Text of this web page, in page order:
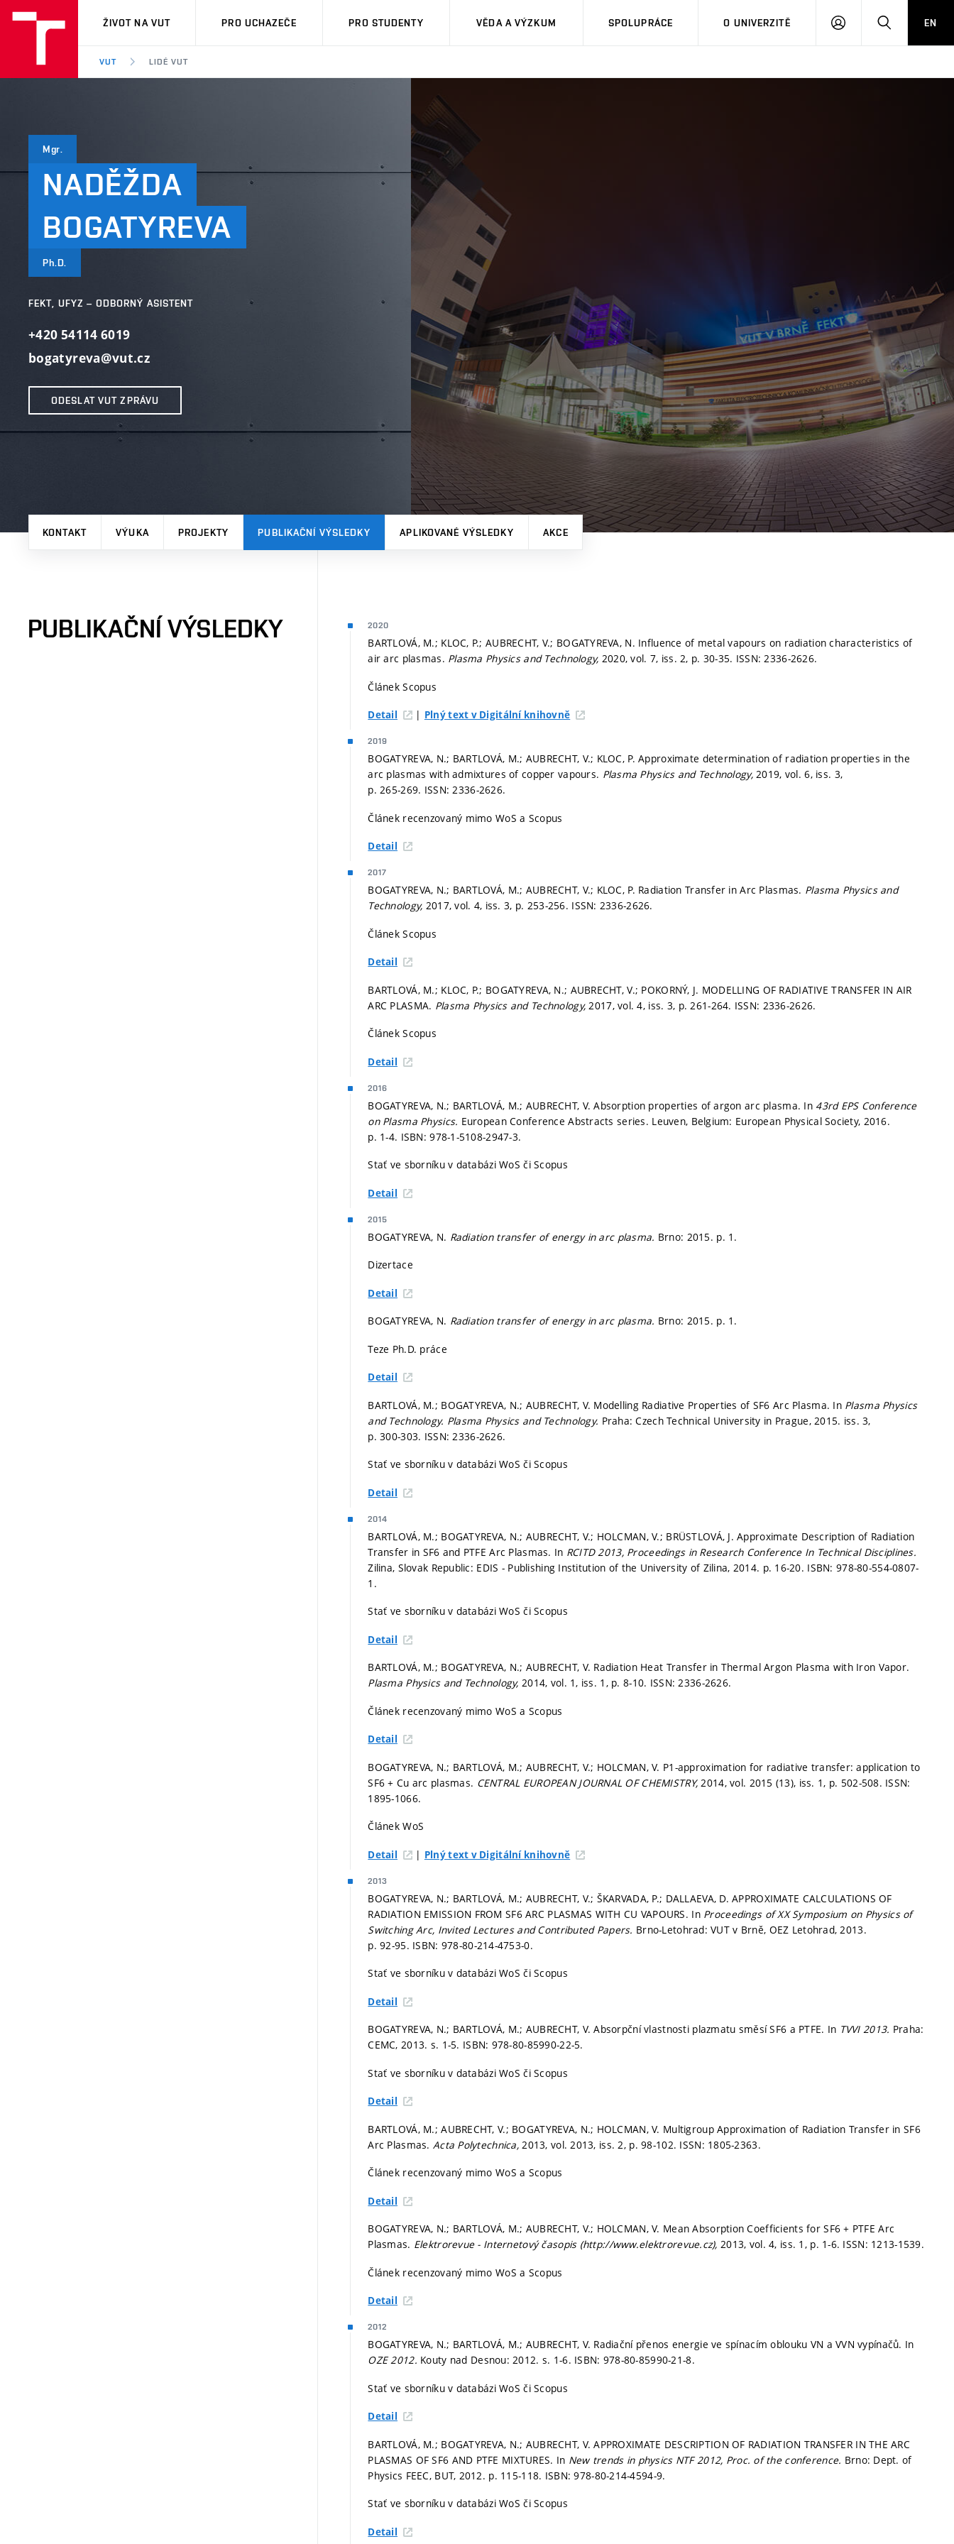
VUT
ŽIVOT NA VUT PRO UCHAZEČE PRO STUDENTY VĚDA A VÝZKUM SPOLUPRÁCE O UNIVERZITĚ
PŘIHLÁSIT HLEDATEN
VUT LIDÉ VUT
Mgr.
NADĚŽDA
BOGATYREVA
Ph.D.
FEKT, UFYZ – ODBORNÝ ASISTENT
+420 54114 6019
bogatyreva@vut.cz
ODESLAT VUT ZPRÁVU
KONTAKT VÝUKA PROJEKTY PUBLIKAČNÍ VÝSLEDKY APLIKOVANÉ VÝSLEDKY AKCE
PUBLIKAČNÍ VÝSLEDKY 2020
BARTLOVÁ, M.; KLOC, P.; AUBRECHT, V.; BOGATYREVA, N. Influence of metal vapours on radiation characteristics of
air arc plasmas. Plasma Physics and Technology, 2020, vol. 7, iss. 2, p. 30-35. ISSN: 2336-2626.
Článek Scopus
Detail | Plný text v Digitální knihovně
2019
BOGATYREVA, N.; BARTLOVÁ, M.; AUBRECHT, V.; KLOC, P. Approximate determination of radiation properties in the
arc plasmas with admixtures of copper vapours. Plasma Physics and Technology,2019, vol. 6, iss. 3,
p. 265-269. ISSN: 2336-2626.
Článek recenzovaný mimo WoS a Scopus
Detail
2017
BOGATYREVA, N.; BARTLOVÁ, M.; AUBRECHT, V.; KLOC, P. Radiation Transfer in Arc Plasmas. Plasma Physics and
Technology, 2017, vol. 4, iss. 3, p. 253-256. ISSN: 2336-2626.
Článek Scopus
Detail
BARTLOVÁ, M.; KLOC, P.; BOGATYREVA, N.; AUBRECHT, V.; POKORNÝ, J. MODELLING OF RADIATIVE TRANSFER IN AIR
ARC PLASMA. Plasma Physics and Technology, 2017, vol. 4, iss. 3, p. 261-264. ISSN: 2336-2626.
Článek Scopus
Detail
2016
BOGATYREVA, N.; BARTLOVÁ, M.; AUBRECHT, V. Absorption properties of argon arc plasma. In 43rd EPS Conference
on Plasma Physics. European Conference Abstracts series. Leuven, Belgium: European Physical Society, 2016.
p. 1-4. ISBN: 978-1-5108-2947-3.
Stať ve sborníku v databázi WoS či Scopus
Detail
2015
BOGATYREVA, N. Radiation transfer of energy in arc plasma. Brno: 2015. p. 1.
Dizertace
Detail
BOGATYREVA, N. Radiation transfer of energy in arc plasma. Brno: 2015. p. 1.
Teze Ph.D. práce
Detail
BARTLOVÁ, M.; BOGATYREVA, N.; AUBRECHT, V. Modelling Radiative Properties of SF6 Arc Plasma. In Plasma Physics
and Technology. Plasma Physics and Technology. Praha: Czech Technical University in Prague, 2015. iss. 3,
p. 300-303. ISSN: 2336-2626.
Stať ve sborníku v databázi WoS či Scopus
Detail
2014
BARTLOVÁ, M.; BOGATYREVA, N.; AUBRECHT, V.; HOLCMAN, V.; BRÜSTLOVÁ, J. Approximate Description of Radiation
Transfer in SF6 and PTFE Arc Plasmas. In RCITD 2013, Proceedings in Research Conference In Technical Disciplines.
Zilina, Slovak Republic: EDIS - Publishing Institution of the University of Zilina, 2014. p. 16-20. ISBN: 978-80-554-0807-
1.
Stať ve sborníku v databázi WoS či Scopus
Detail
BARTLOVÁ, M.; BOGATYREVA, N.; AUBRECHT, V. Radiation Heat Transfer in Thermal Argon Plasma with Iron Vapor.
Plasma Physics and Technology,2014, vol. 1, iss. 1, p. 8-10. ISSN: 2336-2626.
Článek recenzovaný mimo WoS a Scopus
Detail
BOGATYREVA, N.; BARTLOVÁ, M.; AUBRECHT, V.; HOLCMAN, V. P1-approximation for radiative transfer: application to
SF6 + Cu arc plasmas. CENTRAL EUROPEAN JOURNAL OF CHEMISTRY, 2014, vol. 2015 (13), iss. 1, p. 502-508. ISSN:
1895-1066.
Článek WoS
Detail | Plný text v Digitální knihovně
2013
BOGATYREVA, N.; BARTLOVÁ, M.; AUBRECHT, V.; ŠKARVADA, P.; DALLAEVA, D. APPROXIMATE CALCULATIONS OF
RADIATION EMISSION FROM SF6 ARC PLASMAS WITH CU VAPOURS. In Proceedings of XX Symposium on Physics of
Switching Arc, Invited Lectures and Contributed Papers. Brno-Letohrad: VUT v Brně, OEZ Letohrad, 2013.
p. 92-95. ISBN: 978-80-214-4753-0.
Stať ve sborníku v databázi WoS či Scopus
Detail
BOGATYREVA, N.; BARTLOVÁ, M.; AUBRECHT, V. Absorpční vlastnosti plazmatu směsí SF6 a PTFE. In TVVI 2013. Praha:
CEMC, 2013. s. 1-5. ISBN: 978-80-85990-22-5.
Stať ve sborníku v databázi WoS či Scopus
Detail
BARTLOVÁ, M.; AUBRECHT, V.; BOGATYREVA, N.; HOLCMAN, V. Multigroup Approximation of Radiation Transfer in SF6
Arc Plasmas. Acta Polytechnica, 2013, vol. 2013, iss. 2, p. 98-102. ISSN: 1805-2363.
Článek recenzovaný mimo WoS a Scopus
Detail
BOGATYREVA, N.; BARTLOVÁ, M.; AUBRECHT, V.; HOLCMAN, V. Mean Absorption Coefficients for SF6 + PTFE Arc
Plasmas. Elektrorevue - Internetový časopis (http://www.elektrorevue.cz),2013, vol. 4, iss. 1, p. 1-6. ISSN: 1213-1539.
Článek recenzovaný mimo WoS a Scopus
Detail
2012
BOGATYREVA, N.; BARTLOVÁ, M.; AUBRECHT, V. Radiační přenos energie ve spínacím oblouku VN a VVN vypínačů. In
OZE 2012. Kouty nad Desnou: 2012. s. 1-6. ISBN: 978-80-85990-21-8.
Stať ve sborníku v databázi WoS či Scopus
Detail
BARTLOVÁ, M.; BOGATYREVA, N.; AUBRECHT, V. APPROXIMATE DESCRIPTION OF RADIATION TRANSFER IN THE ARC
PLASMAS OF SF6 AND PTFE MIXTURES. In New trends in physics NTF 2012, Proc. of the conference. Brno: Dept. of
Physics FEEC, BUT, 2012. p. 115-118. ISBN: 978-80-214-4594-9.
Stať ve sborníku v databázi WoS či Scopus
Detail